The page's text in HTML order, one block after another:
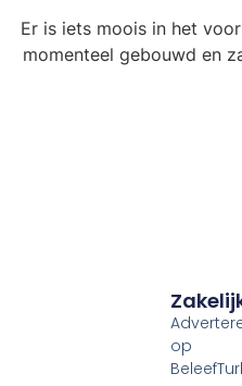
Er is iets moois in het
momenteel gebouwd en
op